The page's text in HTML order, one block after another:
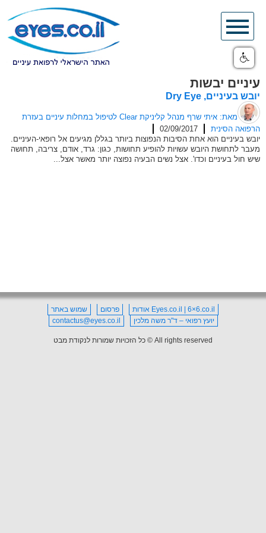
Skip
content
עיניים יבשות
יובש בעיניים, Dry Eye
מאת: איתי שרף מנהל קליניקת Clear לטיפול במחלות עיניים בעזרת
הרפואה הסינית
02/09/2017
יובש בעיניים הוא אחת הסיבות הנפוצות ביותר בגללן מגיעים אל רופאי-העיניים.
מעבר לתחושת היובש עשויות להופיע תחושות, כגון: גרד, אודם, צריבה, תחושה
שיש חול בעיניים וכדו'. אצל נשים הבעיה נפוצה יותר מאשר אצל...
Eyes.co.il | 6×6.co.il אודות פרסום
שמוש באתר
יועץ רפואי – ד"ר משה מלכין
contactus@eyes.co.il
All rights reserved © כל הזכויות שמורות לנקודת מבט